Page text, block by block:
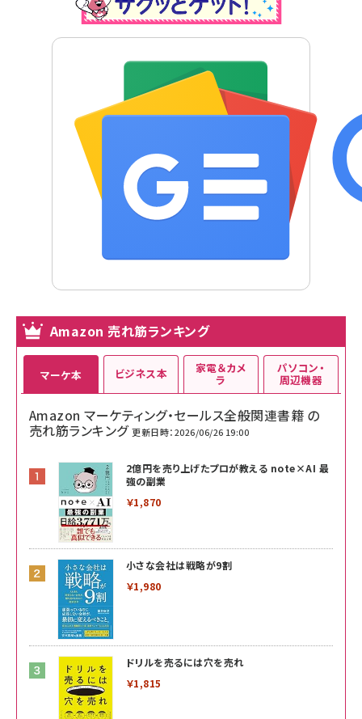
Amazon 売れ筋ランキング
マーケ本
Amazon マーケティング・セールス全般関連書籍 の
売れ筋ランキング 更新日時：2026/06/26 19:00
2億円を売り上げたプロが教える note×AI 最
強の副業
￥1,870
小さな会社は戦略が9割
￥1,980
ドリルを売るには穴を売れ
￥1,815
ビジネス本 家電＆カメ
ラ
パソコン・
周辺機器